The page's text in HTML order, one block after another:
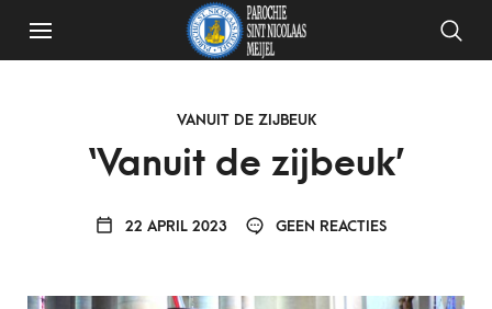
VANUIT DE ZIJBEUK
‘Vanuit de zijbeuk’
22 APRIL 2023 GEEN REACTIES